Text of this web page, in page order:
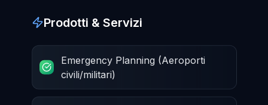
Prodotti & Servizi
Emergency Planning (Aeroporti
civili/militari)